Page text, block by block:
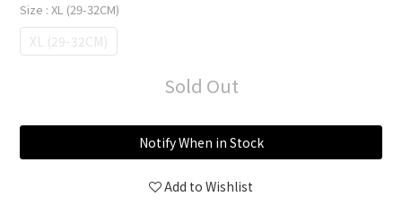
Size : XL (29-32CM)
XL (29-32CM)
Sold Out
Notify When in Stock
Add to Wishlist